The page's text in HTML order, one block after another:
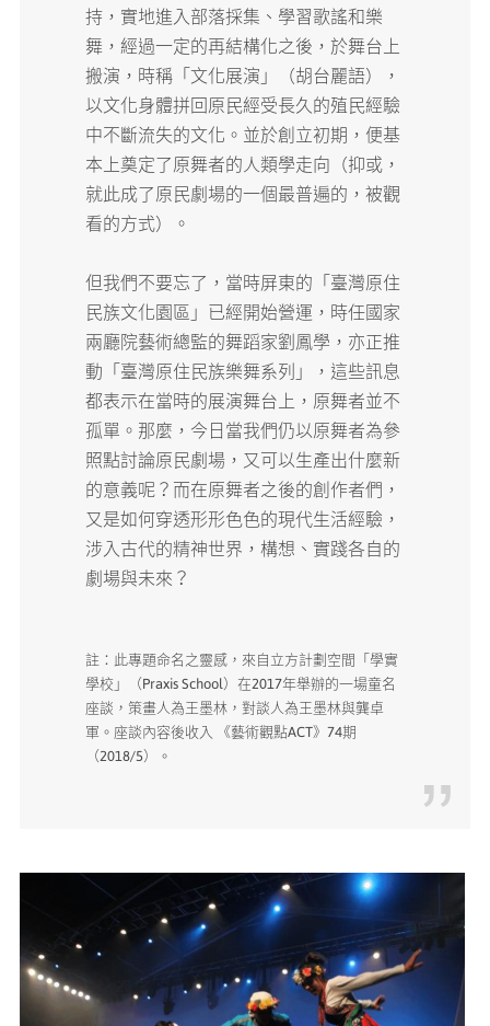
持，實地進入部落採集、學習歌謠和樂
舞，經過一定的再結構化之後，於舞台上
搬演，時稱「文化展演」（胡台麗語），
以文化身體拼回原民經受長久的殖民經驗
中不斷流失的文化。並於創立初期，便基
本上奠定了原舞者的人類學走向（抑或，
就此成了原民劇場的一個最普遍的，被觀
看的方式）。
但我們不要忘了，當時屏東的「臺灣原住
民族文化園區」已經開始營運，時任國家
兩廳院藝術總監的舞蹈家劉鳳學，亦正推
動「臺灣原住民族樂舞系列」，這些訊息
都表示在當時的展演舞台上，原舞者並不
孤單。那麼，今日當我們仍以原舞者為參
照點討論原民劇場，又可以生產出什麼新
的意義呢？而在原舞者之後的創作者們，
又是如何穿透形形色色的現代生活經驗，
涉入古代的精神世界，構想、實踐各自的
劇場與未來？
註：此專題命名之靈感，來自立方計劃空間「學實
學校」（Praxis School）在2017年舉辦的一場童名
座談，策畫人為王墨林，對談人為王墨林與龔卓
軍。座談內容後收入 《藝術觀點ACT》74期
（2018/5）。